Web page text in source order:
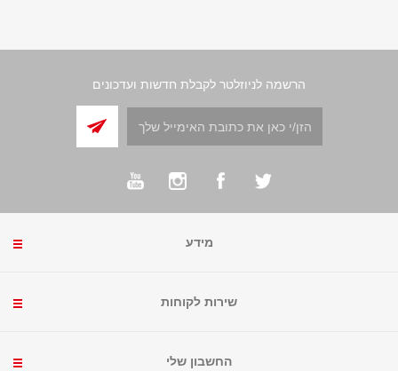
הרשמה לניוזלטר לקבלת חדשות ועדכונים
מידע
שירות לקוחות
החשבון שלי